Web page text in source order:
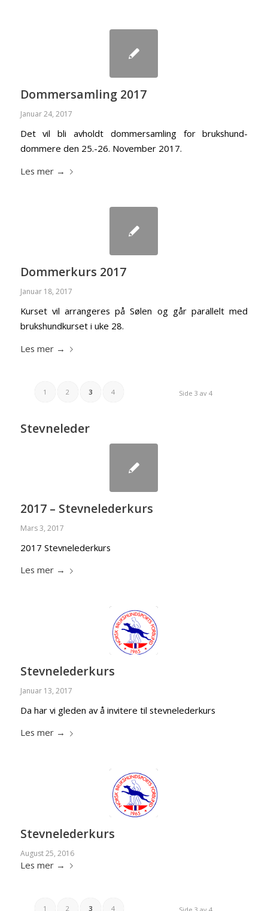
Dommersamling 2017
Januar 24, 2017
Det vil bli avholdt dommersamling for brukshund-
dommere den 25.-26. November 2017.
Les mer→
Dommerkurs 2017
Januar 18, 2017
Kurset vil arrangeres på Sølen og går parallelt med
brukshundkurset i uke 28.
Les mer→
Side 3 av 4
1 2 3 4
Stevneleder
2017 – Stevnelederkurs
Mars 3, 2017
2017 Stevnelederkurs
Les mer→
Stevnelederkurs
Januar 13, 2017
Da har vi gleden av å invitere til stevnelederkurs
Les mer→
Stevnelederkurs
August 25, 2016
Les mer→
1 2 3 4